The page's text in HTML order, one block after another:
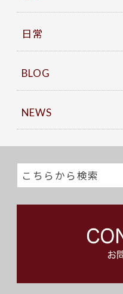
日常
BLOG
NEWS